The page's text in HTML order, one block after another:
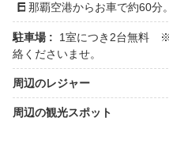
那覇空港からお車で約60分
駐車場 :
1室につき2台無料
絡くださいませ。
周辺のレジャー
周辺の観光スポット